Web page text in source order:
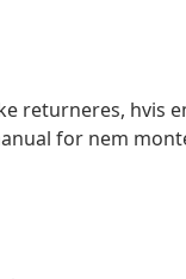
returneres, hvis
for nem